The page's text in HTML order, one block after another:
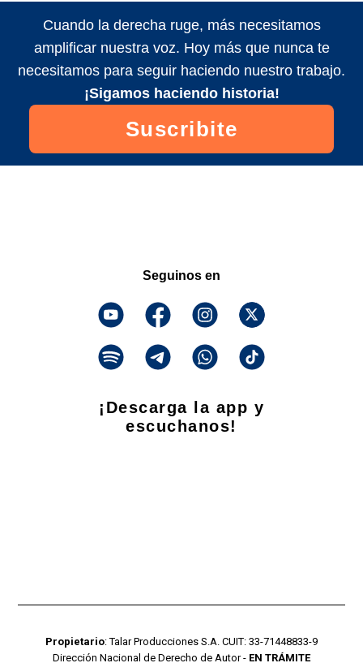
Cuando la derecha ruge, más necesitamos
amplificar nuestra voz. Hoy más que nunca te
necesitamos para seguir haciendo nuestro trabajo.
¡Sigamos haciendo historia!
Suscribite
Seguinos en
¡Descarga la app y
escuchanos!
Propietario: Talar Producciones S.A. CUIT: 33-71448833-9
Dirección Nacional de Derecho de Autor - EN TRÁMITE